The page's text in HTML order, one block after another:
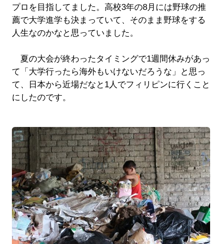
プロを目指してました。高校3年の8月には野球の推
薦で大学進学も決まっていて、そのまま野球をする
人生なのかなと思っていました。
夏の大会が終わったタイミングで1週間休みがあっ
て「大学行ったら海外もいけないだろうな」と思っ
て、日本から近場だなと1人でフィリピンに行くこと
にしたのです。